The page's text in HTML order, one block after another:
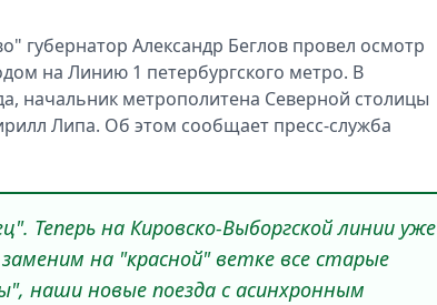
губернатор Александр Беглов провел осмотр
на Линию 1 петербургского метро. В
начальник метрополитена Северной столицы
Липа. Об этом сообщает пресс-служба
Теперь на Кировско-Выборгской линии уже
на "красной" ветке все старые
наши новые поезда с асинхронным